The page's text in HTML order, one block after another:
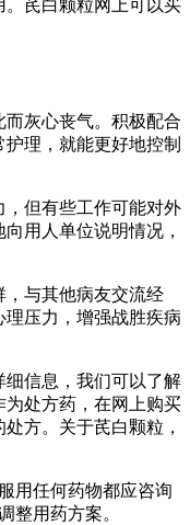
芪白颗粒网上可以买
灰心丧气。积极配合
理，就能更好地控制
，但有些工作可能对外
用人单位说明情况，
，与其他病友交流经
压力，增强战胜疾病
信息，我们可以了解
处方药，在网上购买
方。关于芪白颗粒，
用任何药物都应咨询
整用药方案。